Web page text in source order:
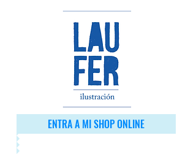
ENTRA A MI SHOP ONLINE